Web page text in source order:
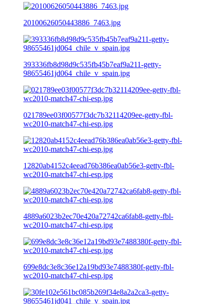
20100626050443886_7463.jpg
393336fb8d98d9c535fb45b7eaf9a211-getty-
98655461jd064_chile_v_spain.jpg
021789ee03f00577f3dc7b32114209ee-getty-fbl-
wc2010-match47-chi-esp.jpg
12820ab4152c4eead76b386ea0ab56e3-getty-fbl-
wc2010-match47-chi-esp.jpg
4889a6023b2ec70e420a72742ca6fab8-getty-fbl-
wc2010-match47-chi-esp.jpg
699e8dc3e8c36e12a19bd93e7488380f-getty-fbl-
wc2010-match47-chi-esp.jpg